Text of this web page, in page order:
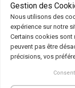
Condiciones generales
Cookies|Política de
Síguenos en :
Gestion des
Nous utilisons des
expérience sur notre
Certains cookies sont
peuvent pas être
précisions, vos